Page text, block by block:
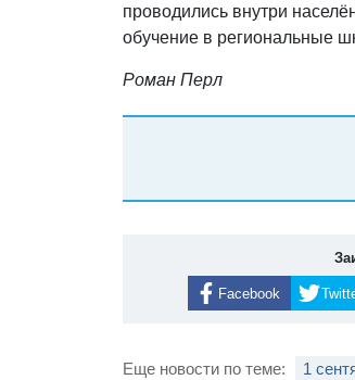
проводились внутри
обучение в региональные
Роман Перл
Facebook
Еще новости по теме: 1